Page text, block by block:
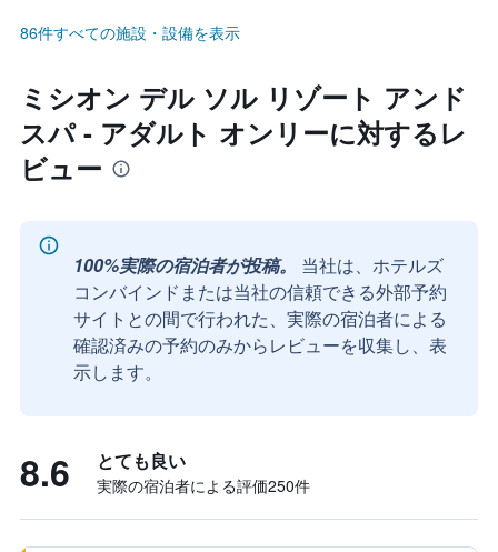
86件すべての施設・設備を表示
ミシオン デル ソル リゾート アンド
スパ - アダルト オンリーに対するレ
ビュー
100%実際の宿泊者が投稿。
当社は、ホテルズ
コンバインドまたは当社の信頼できる外部予約
サイトとの間で行われた、実際の宿泊者による
確認済みの予約のみからレビューを収集し、表
示します。
8.6 とても良い
実際の宿泊者による評価250​件